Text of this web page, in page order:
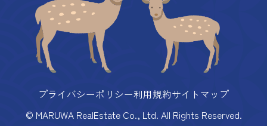
プライバシーポリシー利用規約サイトマップ
© MARUWA RealEstate Co., Ltd. All Rights Reserved.